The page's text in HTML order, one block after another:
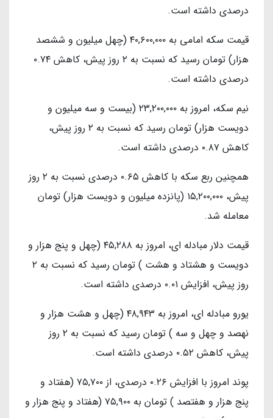
درصدی داشته است.
قیمت سکه امامی به ۴۰,۶۰۰,۰۰۰ (چهل میلیون و ششصد
هزار) تومان رسید که نسبت به ۲ روز پیش، کاهش ۰.۷۴
درصدی داشته است.
نیم سکه، امروز به ۲۳,۲۰۰,۰۰۰ (بیست و سه میلیون و
دویست هزار) تومان رسید که نسبت به ۲ روز پیش،
کاهش ۰.۸۷ درصدی داشته است.
همچنین ربع سکه با کاهش ۰.۶۵ درصدی نسبت به ۲ روز
پیش، ۱۵,۲۰۰,۰۰۰ (پانزده میلیون و دویست هزار) تومان
معامله شد.
قیمت دلار مبادله ای، امروز به ۴۵,۲۸۸ (چهل و پنج هزار و
دویست و هشتاد و هشت ) تومان رسید که نسبت به ۲
روز پیش، افزایش ۰.۰۱ درصدی داشته است.
یورو مبادله ای، امروز به ۴۸,۹۴۳ (چهل و هشت هزار و
نهصد و چهل و سه ) تومان رسید که نسبت به ۲ روز
پیش، کاهش ۰.۵۲ درصدی داشته است.
پوند امروز با افزایش ۰.۲۶ درصدی، از ۷۵,۷۰۰ (هفتاد و
پنج هزار و هفتصد ) تومان به ۷۵,۹۰۰ (هفتاد و پنج هزار و